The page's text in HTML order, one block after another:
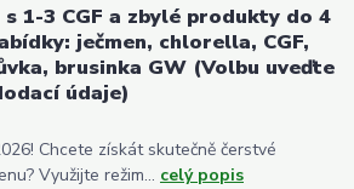
1-3 CGF a zbylé produkty do 4
ječmen, chlorella, CGF,
brusinka GW (Volbu uveďte
údaje)
Chcete získát skutečně čerstvé
Využijte režim... celý popis